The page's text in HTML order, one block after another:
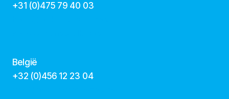
+31 (0)475 79 40 03
België
‭+32 (0)456 12 23 04‬